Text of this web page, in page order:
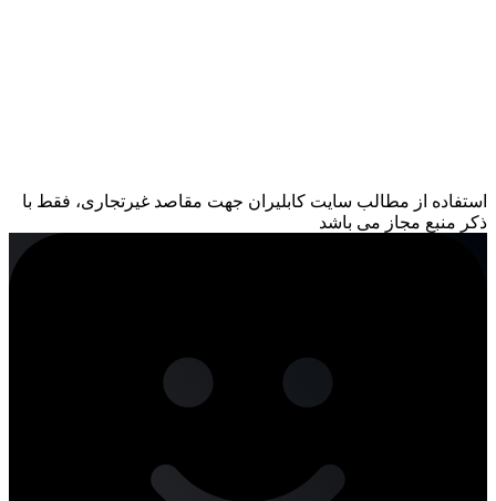
استفاده از مطالب سایت کابلیران جهت مقاصد غیرتجاری، فقط با
ذکر منبع مجاز می باشد